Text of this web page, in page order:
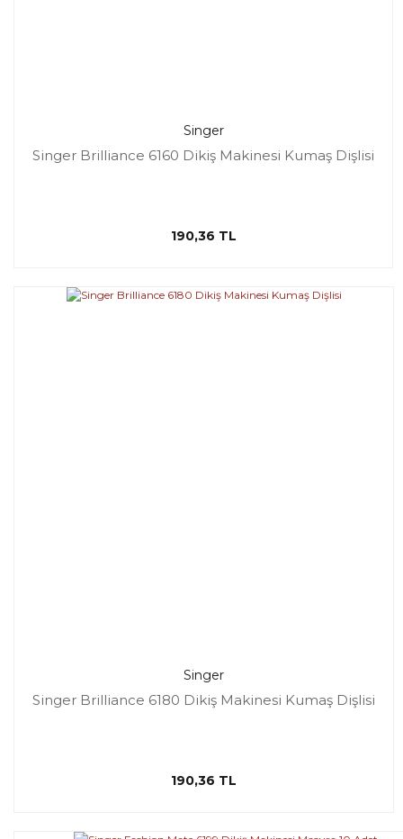
Singer
Singer Brilliance 6160 Dikiş Makinesi Kumaş Dişlisi
190,36 TL
Singer
Singer Brilliance 6180 Dikiş Makinesi Kumaş Dişlisi
190,36 TL